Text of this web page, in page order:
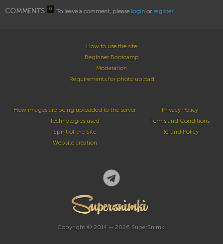
COMMENTS 0 To leave a comment, please login or register
How to use the site
Beginner Bootcamp
Moderation
Requirements for photo upload
How images are being uploaded to the server
Technologies used
Spirit of the Site
Website creation
Privacy Policy
Terms and Conditions
Refund Policy
Copyright © 2014 — 2026 SuperSnimki